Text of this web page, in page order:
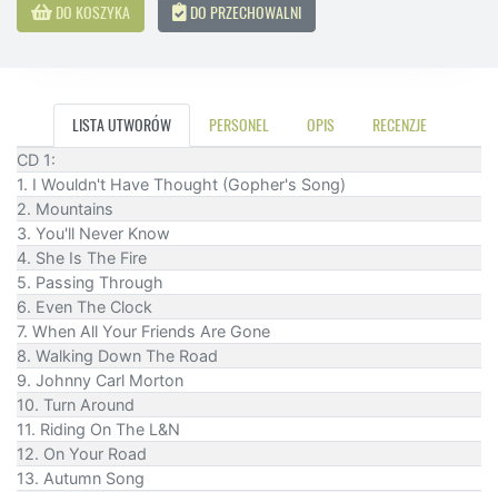
DO KOSZYKA DO PRZECHOWALNI
LISTA UTWORÓW PERSONEL OPIS RECENZJE
CD 1:
1. I Wouldn't Have Thought (Gopher's Song)
2. Mountains
3. You'll Never Know
4. She Is The Fire
5. Passing Through
6. Even The Clock
7. When All Your Friends Are Gone
8. Walking Down The Road
9. Johnny Carl Morton
10. Turn Around
11. Riding On The L&N
12. On Your Road
13. Autumn Song